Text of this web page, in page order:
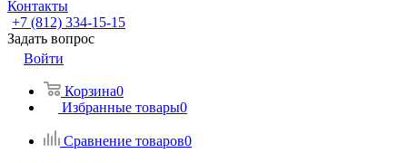
Контакты
+7 (812) 334-15-15
Задать вопрос
Войти
Корзина0
Избранные товары0
Сравнение товаров0